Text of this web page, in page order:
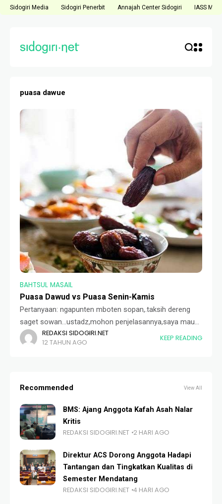
Sidogiri Media Sidogiri Penerbit Annajah Center Sidogiri IASS
puasa dawue
BAHTSUL MASAIL
Puasa Dawud vs Puasa Senin-Kamis
Pertanyaan: ngapunten mboten sopan,.taksih dereng
saget sowan...ustadz,mohon penjelasannya,saya mau
bertanya,..tentang seseorang yg melaksanakan puasa
dawud + puasa senin kamis.misal :senin puasa
REDAKSI SIDOGIRI.NET
12 TAHUN AGO
KEEP READING
Recommended View All
BMS: Ajang Anggota Kafah Asah Nalar
Kritis
REDAKSI SIDOGIRI.NET 2 HARI AGO
Direktur ACS Dorong Anggota Hadapi
Tantangan dan Tingkatkan Kualitas di
Semester Mendatang
REDAKSI SIDOGIRI.NET 4 HARI AGO